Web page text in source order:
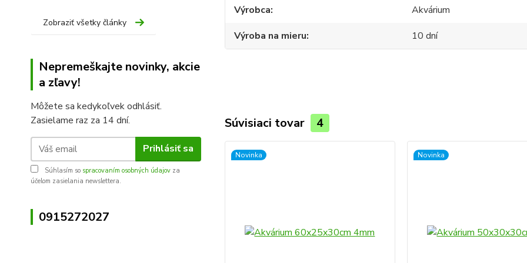
Zobraziť všetky články
Nepremeškajte novinky, akcie
a zľavy!
Môžete sa kedykoľvek odhlásiť.
Zasielame raz za 14 dní.
Prihlásiť sa
Súhlasím so spracovaním osobných údajov za
účelom zasielania newslettera.
0915272027
Výrobca
Akvárium
Výroba na mieru
10 dní
Súvisiaci tovar 4
Novinka Novinka